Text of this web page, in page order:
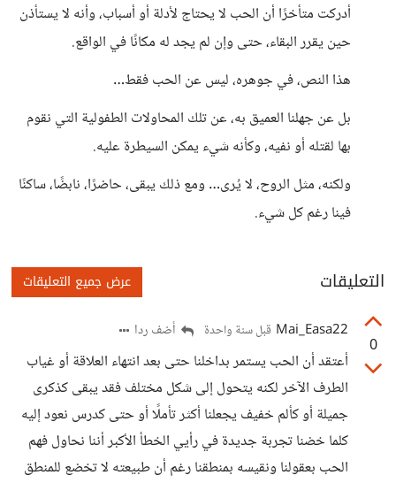
أدركت متأخرًا أن الحب لا يحتاج لأدلة أو أسباب، وأنه لا يستأذن
حين يقرر البقاء، حتى وإن لم يجد له مكانًا في الواقع.
هذا النص، في جوهره، ليس عن الحب فقط…
بل عن جهلنا العميق به، عن تلك المحاولات الطفولية التي نقوم
بها لقتله أو نفيه، وكأنه شيء يمكن السيطرة عليه.
ولكنه، مثل الروح، لا يُرى… ومع ذلك يبقى، حاضرًا، نابضًا، ساكنًا
فينا رغم كل شيء.
التعليقات عرض جميع التعليقات
0
Mai_Easa22 قبل سنة واحدة أضف ردا
أعتقد أن الحب يستمر بداخلنا حتى بعد انتهاء العلاقة أو غياب
الطرف الآخر لكنه يتحول إلى شكل مختلف فقد يبقى كذكرى
جميلة أو كألم خفيف يجعلنا أكثر تأملًا أو حتى كدرس نعود إليه
كلما خضنا تجربة جديدة في رأيي الخطأ الأكبر أننا نحاول فهم
الحب بعقولنا ونقيسه بمنطقنا رغم أن طبيعته لا تخضع للمنطق